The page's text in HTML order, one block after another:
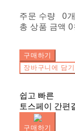
주문 수량
0개
총 상품 금액 0
구매하기
장바구니에 담기
쉽고 빠른
토스페이 간편
구매하기